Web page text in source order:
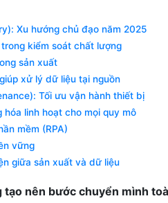
Xu hướng chủ đạo năm 2025
kiểm soát chất lượng
sản xuất
xử lý dữ liệu tại nguồn
Tối ưu vận hành thiết bị
linh hoạt cho mọi quy mô
mềm (RPA)
vững
giữa sản xuất và dữ liệu
nên bước chuyển mình